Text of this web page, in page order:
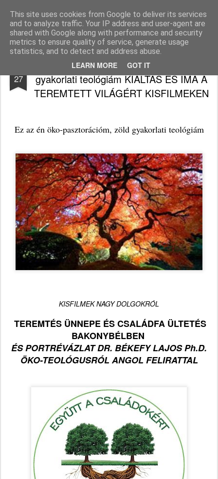
This site uses cookies from Google to deliver its services
and to analyze traffic. Your IP address and user-agent are
shared with Google along with performance and security
metrics to ensure quality of service, generate usage
statistics, and to detect and address abuse.
LEARN MORE GOT IT
Békefy Lajos
Pages
27
Ez az én öko-pasztorációm, zöld
gyakorlati teológiám KIÁLTÁS ÉS IMA A
TEREMTETT VILÁGÉRT KISFILMEKEN
Ez az én öko-pasztorációm, zöld gyakorlati teológiám
KISFILMEK NAGY DOLGOKRÓL
TEREMTÉS ÜNNEPE ÉS CSALÁDFA ÜLTETÉS
BAKONYBÉLBEN
ÉS PORTRÉVÁZLAT DR. BÉKEFY LAJOS Ph.D.
ÖKO-TEOLÓGUSRÓL ANGOL FELIRATTAL